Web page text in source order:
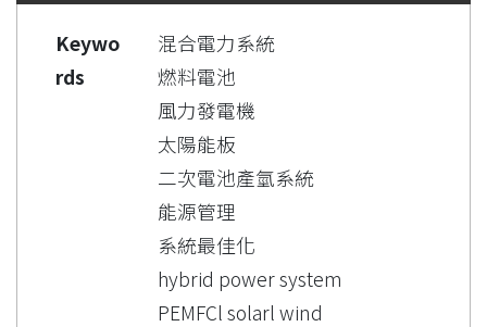
Keywo
rds
混合電力系統
燃料電池
風力發電機
太陽能板
二次電池產氫系統
能源管理
系統最佳化
hybrid power system
PEMFCl solarl wind